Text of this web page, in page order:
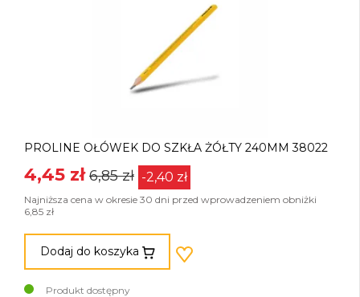
PROLINE OŁÓWEK DO SZKŁA ŻÓŁTY 240MM 38022
4,45 zł 6,85 zł -2,40 zł
Najniższa cena w okresie 30 dni przed wprowadzeniem obniżki
6,85 zł
Dodaj do koszyka
Produkt dostępny